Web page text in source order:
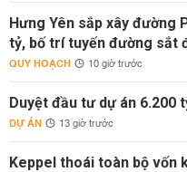
Hưng Yên sắp xây đường
tỷ, bố trí tuyến đường sắt
QUY HOẠCH 10 giờ trước
Duyệt đầu tư dự án 6.200
DỰ ÁN 13 giờ trước
Keppel thoái toàn bộ vốn